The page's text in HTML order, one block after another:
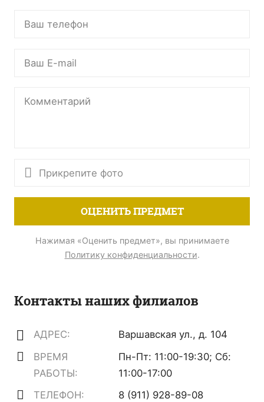
Прикрепите фото
ОЦЕНИТЬ ПРЕДМЕТ
Нажимая «Оценить предмет», вы принимаете
Политику конфиденциальности.
Контакты наших филиалов
АДРЕС:
Варшавская ул., д. 104
ВРЕМЯ
РАБОТЫ:
Пн-Пт: 11:00-19:30; Сб:
11:00-17:00
ТЕЛЕФОН:
8 (911) 928-89-08